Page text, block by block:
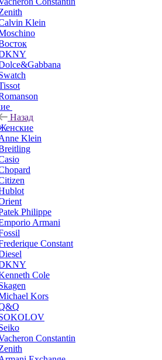
Klein
Назад
Klein
Philippe
Armani
Constant
Cole
Kors
Constantin